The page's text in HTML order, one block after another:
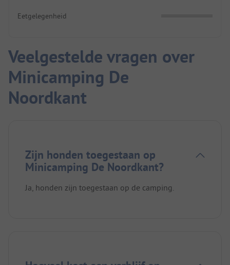
Eetgelegenheid
Veelgestelde vragen over
Minicamping De
Noordkant
Zijn honden toegestaan op
Minicamping De Noordkant?
Ja, honden zijn toegestaan op de camping.